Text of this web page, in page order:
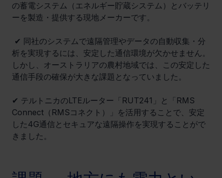
の蓄電システム（エネルギー貯蔵システム）とバッテリ
ーを製造・提供する現地メーカーです。
析を実現するには、安定した通信環境が欠かせません。
しかし、オーストラリアの農村地域では、この安定した
通信手段の確保が大きな課題となっていました。
✔ テルトニカのLTEルーター「RUT241」と「RMS
Connect（RMSコネクト）」を活用することで、安定
した4G通信とセキュアな遠隔操作を実現することがで
きました。